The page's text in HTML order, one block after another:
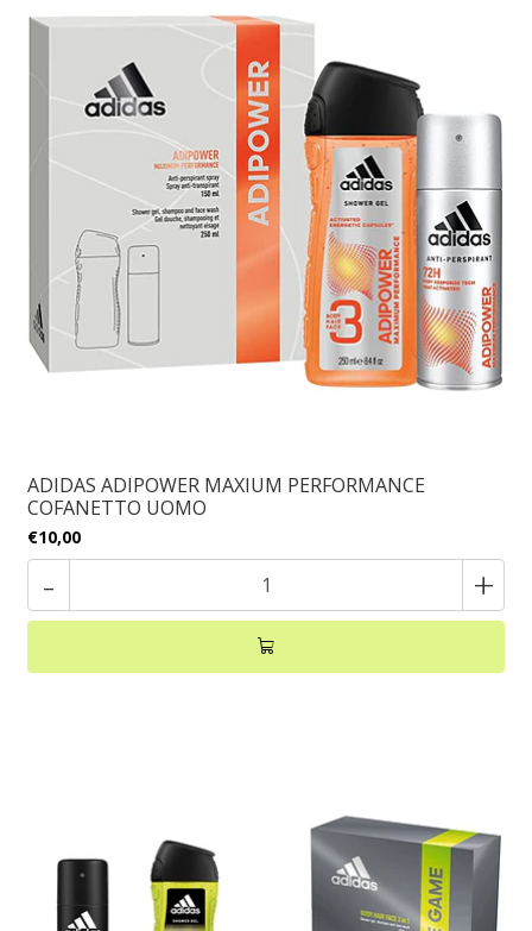
ADIDAS ADIPOWER MAXIUM PERFORMANCE
COFANETTO UOMO
€10,00
- +